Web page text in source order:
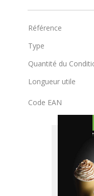
Référence
Type
Quantité du
Longueur utile
Code EAN